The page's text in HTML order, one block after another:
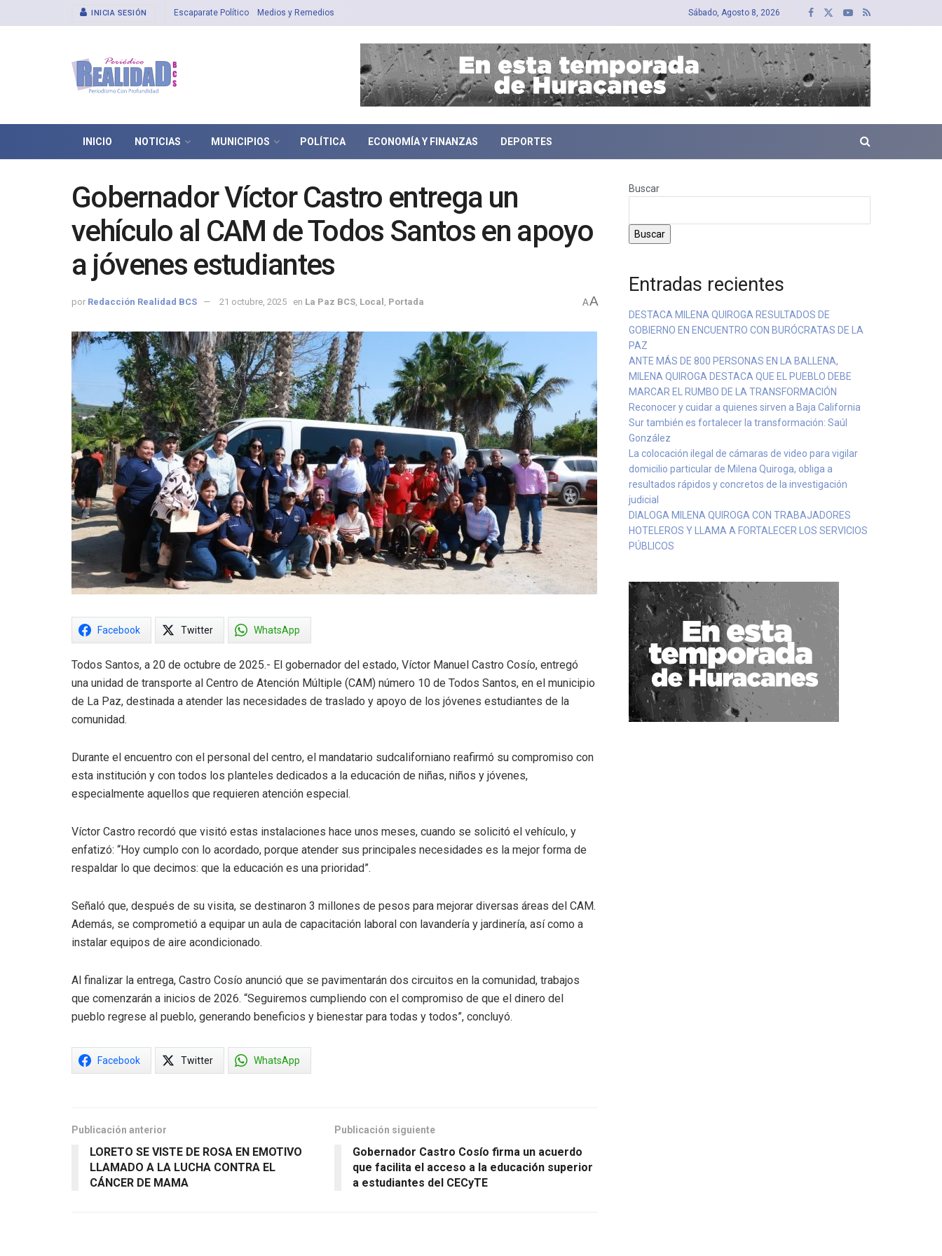
INICIA SESIÓN Escaparate Político Medios y Remedios Sábado, Agosto 8, 2026
INICIO NOTICIAS MUNICIPIOS POLÍTICA ECONOMÍA Y FINANZAS DEPORTES
Gobernador Víctor Castro entrega un
vehículo al CAM de Todos Santos en apoyo
a jóvenes estudiantes
por Redacción Realidad BCS 21 octubre, 2025 en La Paz BCS Local Portada AA
Facebook Twitter WhatsApp
Todos Santos, a 20 de octubre de 2025.- El gobernador del estado, Víctor Manuel Castro Cosío, entregó
una unidad de transporte al Centro de Atención Múltiple (CAM) número 10 de Todos Santos, en el municipio
de La Paz, destinada a atender las necesidades de traslado y apoyo de los jóvenes estudiantes de la
comunidad.
Durante el encuentro con el personal del centro, el mandatario sudcaliforniano reafirmó su compromiso con
esta institución y con todos los planteles dedicados a la educación de niñas, niños y jóvenes,
especialmente aquellos que requieren atención especial.
Víctor Castro recordó que visitó estas instalaciones hace unos meses, cuando se solicitó el vehículo, y
enfatizó: “Hoy cumplo con lo acordado, porque atender sus principales necesidades es la mejor forma de
respaldar lo que decimos: que la educación es una prioridad”.
Señaló que, después de su visita, se destinaron 3 millones de pesos para mejorar diversas áreas del CAM.
Además, se comprometió a equipar un aula de capacitación laboral con lavandería y jardinería, así como a
instalar equipos de aire acondicionado.
Al finalizar la entrega, Castro Cosío anunció que se pavimentarán dos circuitos en la comunidad, trabajos
que comenzarán a inicios de 2026. “Seguiremos cumpliendo con el compromiso de que el dinero del
pueblo regrese al pueblo, generando beneficios y bienestar para todas y todos”, concluyó.
Facebook Twitter WhatsApp
Publicación anterior
LORETO SE VISTE DE ROSA EN EMOTIVO
LLAMADO A LA LUCHA CONTRA EL
CÁNCER DE MAMA
Publicación siguiente
Gobernador Castro Cosío firma un acuerdo
que facilita el acceso a la educación superior
a estudiantes del CECyTE
Buscar
Buscar
Entradas recientes
DESTACA MILENA QUIROGA RESULTADOS DE
GOBIERNO EN ENCUENTRO CON BURÓCRATAS DE LA
PAZ
ANTE MÁS DE 800 PERSONAS EN LA BALLENA,
MILENA QUIROGA DESTACA QUE EL PUEBLO DEBE
MARCAR EL RUMBO DE LA TRANSFORMACIÓN
Reconocer y cuidar a quienes sirven a Baja California
Sur también es fortalecer la transformación: Saúl
González
La colocación ilegal de cámaras de video para vigilar
domicilio particular de Milena Quiroga, obliga a
resultados rápidos y concretos de la investigación
judicial
DIALOGA MILENA QUIROGA CON TRABAJADORES
HOTELEROS Y LLAMA A FORTALECER LOS SERVICIOS
PÚBLICOS